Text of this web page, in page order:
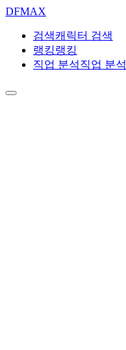
DFMAX
검색캐릭터 검색
랭킹랭킹
직업 분석직업 분석